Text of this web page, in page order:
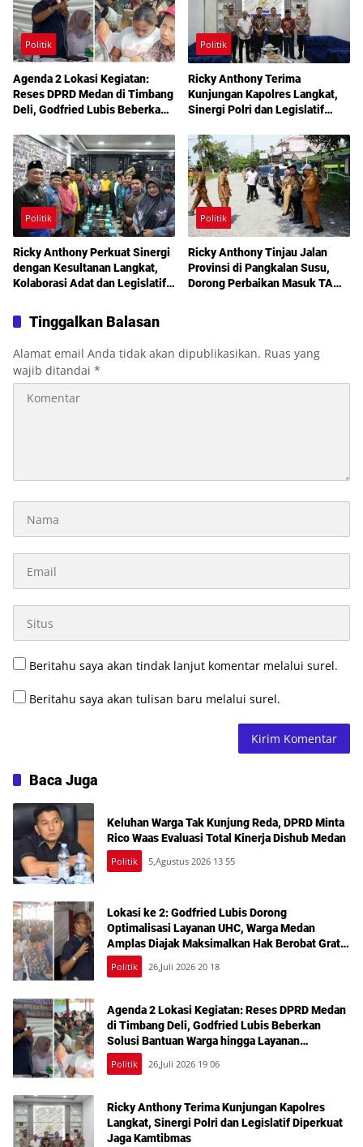
Politik
Agenda 2 Lokasi Kegiatan:
Reses DPRD Medan di Timbang
Deli, Godfried Lubis Beberkan
Layanan Kesehatan Gratis
Politik
Ricky Anthony Terima
Kunjungan Kapolres Langkat,
Sinergi Polri dan Legislatif
Politik
Ricky Anthony Perkuat Sinergi
dengan Kesultanan Langkat,
Kolaborasi Adat dan Legislatif
Politik
Ricky Anthony Tinjau Jalan
Provinsi di Pangkalan Susu,
Dorong Perbaikan Masuk TA
Tinggalkan Balasan
Alamat email Anda tidak akan dipublikasikan. Ruas yang
wajib ditandai *
Beritahu saya akan tindak lanjut komentar melalui surel.
Beritahu saya akan tulisan baru melalui surel.
Baca Juga
Keluhan Warga Tak Kunjung Reda, DPRD Minta
Rico Waas Evaluasi Total Kinerja Dishub Medan
Politik 5,Agustus 2026 13 55
Lokasi ke 2: Godfried Lubis Dorong
Optimalisasi Layanan UHC, Warga Medan
Amplas Diajak Maksimalkan Hak Berobat Gratis
Bermodal KTP
Politik 26,Juli 2026 20 18
Agenda 2 Lokasi Kegiatan: Reses DPRD Medan
di Timbang Deli, Godfried Lubis Beberkan
Solusi Bantuan Warga hingga Layanan
Kesehatan Gratis
Politik 26,Juli 2026 19 06
Ricky Anthony Terima Kunjungan Kapolres
Langkat, Sinergi Polri dan Legislatif Diperkuat
Jaga Kamtibmas